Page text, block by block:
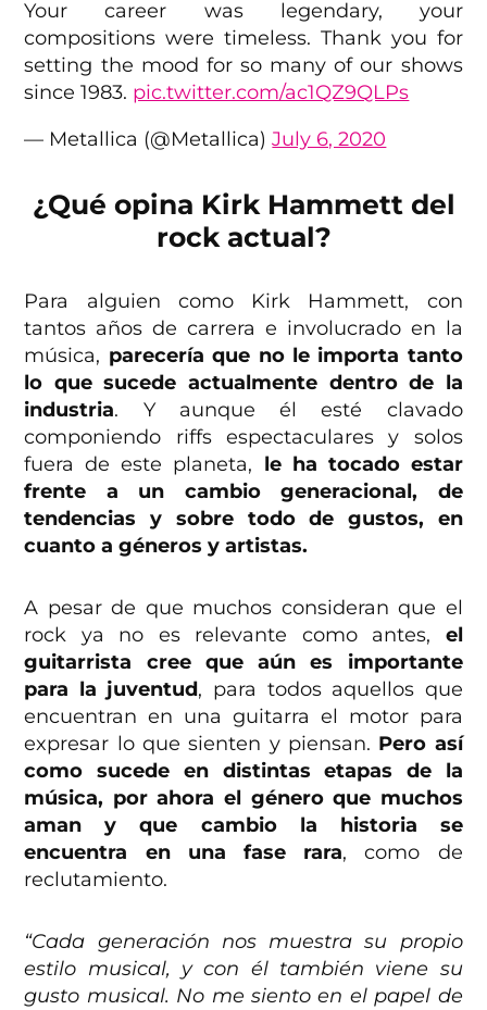
Your career was legendary, your
compositions were timeless. Thank you for
setting the mood for so many of our shows
since 1983. pic.twitter.com/ac1QZ9QLPs
— Metallica (@Metallica)July 6, 2020
¿Qué opina Kirk Hammett del
rock actual?
Para alguien como Kirk Hammett, con
tantos años de carrera e involucrado en la
música, parecería que no le importa tanto
lo que sucede actualmente dentro de la
industria. Y aunque él esté clavado
componiendo riffs espectaculares y solos
fuera de este planeta, le ha tocado estar
frente a un cambio generacional, de
tendencias y sobre todo de gustos, en
cuanto a géneros y artistas.
A pesar de que muchos consideran que el
rock ya no es relevante como antes, el
guitarrista cree que aún es importante
para la juventud, para todos aquellos que
encuentran en una guitarra el motor para
expresar lo que sienten y piensan. Pero así
como sucede en distintas etapas de la
música, por ahora el género que muchos
aman y que cambio la historia se
encuentra en una fase rara, como de
reclutamiento.
“Cada generación nos muestra su propio
estilo musical, y con él también viene su
gusto musical. No me siento en el papel de